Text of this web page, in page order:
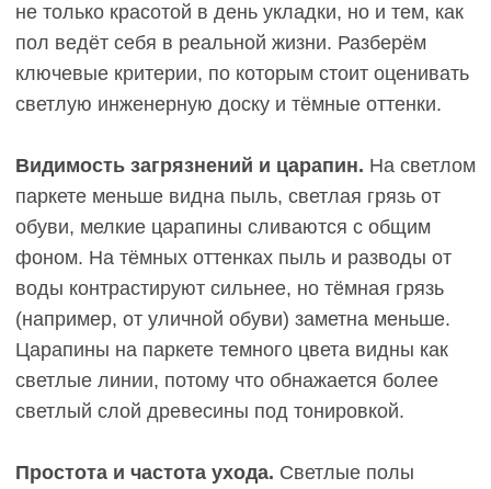
поглощают свет, делают пространство камерным,
уютным, но визуально уменьшают площадь. В
больших комнатах с высокими потолками и
хорошим освещением тёмный пол создаёт
благородную атмосферу, но в маленьких может
Эмоциональное воздействие.Светлый дуб
нейтральностью. Он не утомляет взгляд, не
отвлекает внимание от мебели и декора, создаёт
фон для жизни. Тёмный паркет — это акцент,
серьёзность, иногда драматичность. Он может
быть слишком активным элементом в интерьере,
если не сбалансирован светлыми стенами и
мебелью. В детских комнатах или пространствах
для отдыха излишне тёмный пол может
создавать ощущение тяжести.
Светлый паркет: